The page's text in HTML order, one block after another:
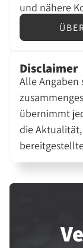
und nähere
Disclaimer
Alle Angaben
übernimmt
die